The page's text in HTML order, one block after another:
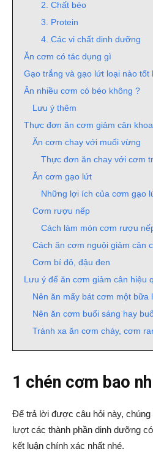
2. Chất béo
3. Protein
4. Các vi chất dinh dưỡng
Ăn cơm có tác dụng gì
Gạo trắng và gạo lứt loại nào tốt
Ăn nhiều cơm có béo không ?
Lưu ý thêm
Thực đơn ăn cơm giảm cân
Ăn cơm chay với muối vừng
Thực đơn ăn chay với cơm
Ăn cơm gạo lứt
Những lợi ích của cơm gạo
Cơm rượu nếp
Cách làm món cơm rượu
Cách ăn cơm nguội giảm cân
Cơm bí đỏ, đậu đen
Lưu ý để ăn cơm giảm cân hiệu
Nên ăn mấy bát cơm một bữa
Nên ăn cơm buổi sáng hay
Tránh xa ăn cơm cháy, cơm
1 chén cơm bao
Để trả lời được câu hỏi này, chúng
lượt các thành phần dinh dưỡng
kết luận chính xác nhất nhé.